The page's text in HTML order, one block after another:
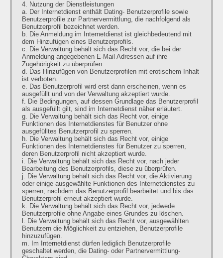
4. Nutzung der Dienstleistungen
a. Der Internetdienst enthält Dating- Benutzerprofile sowie
Benutzerprofile zur Partnervermittlung, die nachfolgend als
Benutzerprofil bezeichnet werden.
b. Die Anmeldung im Internetdienst ist gleichbedeutend mit
dem Hinzufügen eines Benutzerprofils.
c. Die Verwaltung behält sich das Recht vor, die bei der
Anmeldung angegebenen E-Mail Adressen auf ihre
Zugehörigkeit zu überprüfen.
d. Das Hinzufügen von Benutzerprofilen mit erotischem Inhalt
ist verboten.
e. Das Benutzerprofil wird erst dann erscheinen, wenn es
ausgefüllt und von der Verwaltung akzeptiert wurde.
f. Die Bedingungen, auf dessen Grundlage das Benutzerprofil
als ausgefüllt gilt, sind im Internetdienst näher erläutert.
g. Die Verwaltung behält sich das Recht vor, einige
Funktionen des Internetdienstes für Benutzer ohne
ausgefülltes Benutzerprofil zu sperren.
h. Die Verwaltung behält sich das Recht vor, einige
Funktionen des Internetdienstes für Benutzer zu sperren,
deren Benutzerprofil nicht akzeptiert wurde.
i. Die Verwaltung behält sich das Recht vor, nach jeder
Bearbeitung des Benutzerprofils, diese zu überprüfen.
j. Die Verwaltung behält sich das Recht vor, die Aktivierung
oder einige ausgewählte Funktionen des Internetdienstes zu
sperren, nachdem das Benutzerprofil bearbeitet und bis das
Benutzerprofil erneut akzeptiert wurde.
k. Die Verwaltung behält sich das Recht vor, jedwede
Benutzerprofile ohne Angabe eines Grundes zu löschen.
l. Die Verwaltung behält sich das Recht vor, ausgewählten
Benutzern die Möglichkeit zu entziehen, Benutzerprofile
hinzuzufügen.
m. Im Internetdienst dürfen lediglich Benutzerprofile
geschaltet werden, die Dating- oder Partnervermittlung-